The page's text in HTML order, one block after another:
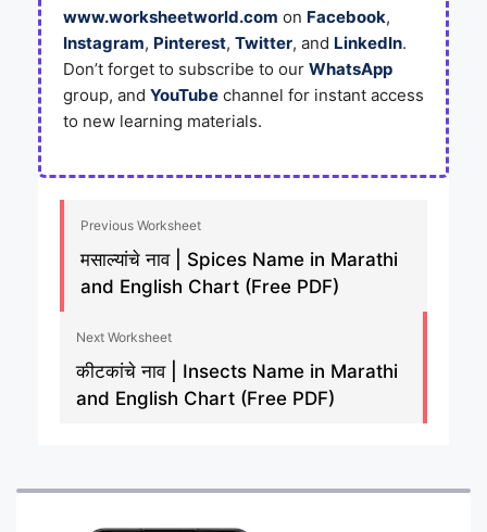
www.worksheetworld.com on Facebook,
Instagram, Pinterest, Twitter, and LinkedIn.
Don’t forget to subscribe to our WhatsApp
group, and YouTube channel for instant access
to new learning materials.
Previous Worksheet
मसाल्यांचे नाव | Spices Name in Marathi
and English Chart (Free PDF)
Next Worksheet
कीटकांचे नाव | Insects Name in Marathi
and English Chart (Free PDF)